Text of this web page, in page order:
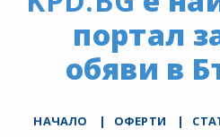
портал
обяви в
НАЧАЛО | ОФЕРТИ |